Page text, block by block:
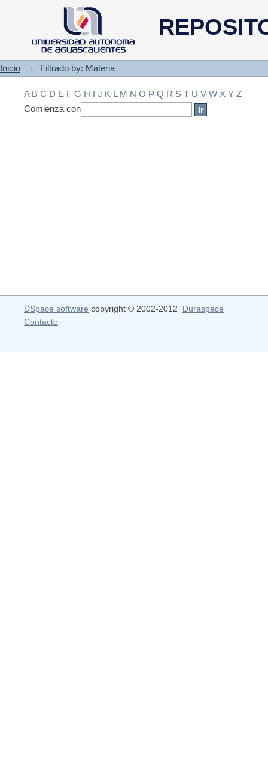
Filtrado by: Materia
Inicio → Filtrado by: Materia
A B C D E F G H I J K L M N O P Q R S T U V W X Y Z
Comienza con
DSpace software copyright © 2002-2012 Duraspace
Contacto